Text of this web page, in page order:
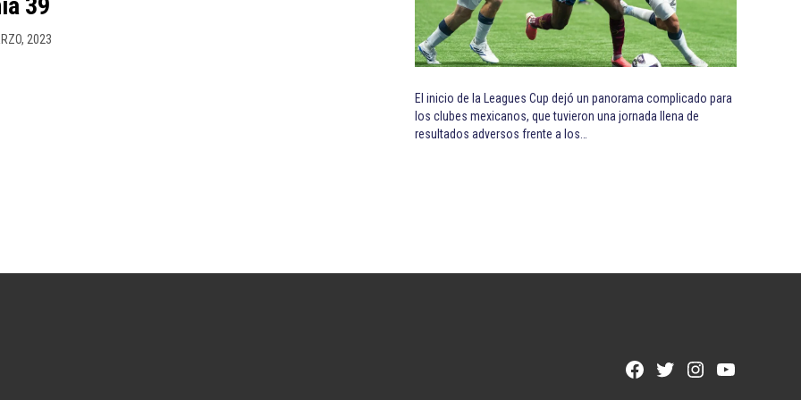
2023
El inicio de la Leagues Cup dejó un panorama complicado para
los clubes mexicanos, que tuvieron una jornada llena de
resultados adversos frente a los…
Facebook
TwitterInstagram
YouTube